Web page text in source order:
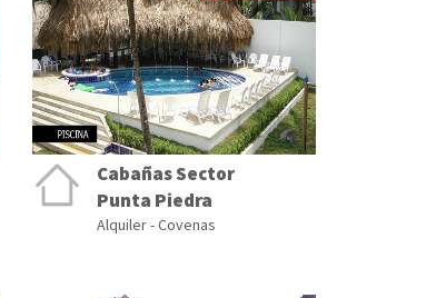
Cabañas Sector
Punta Piedra
Alquiler - Covenas